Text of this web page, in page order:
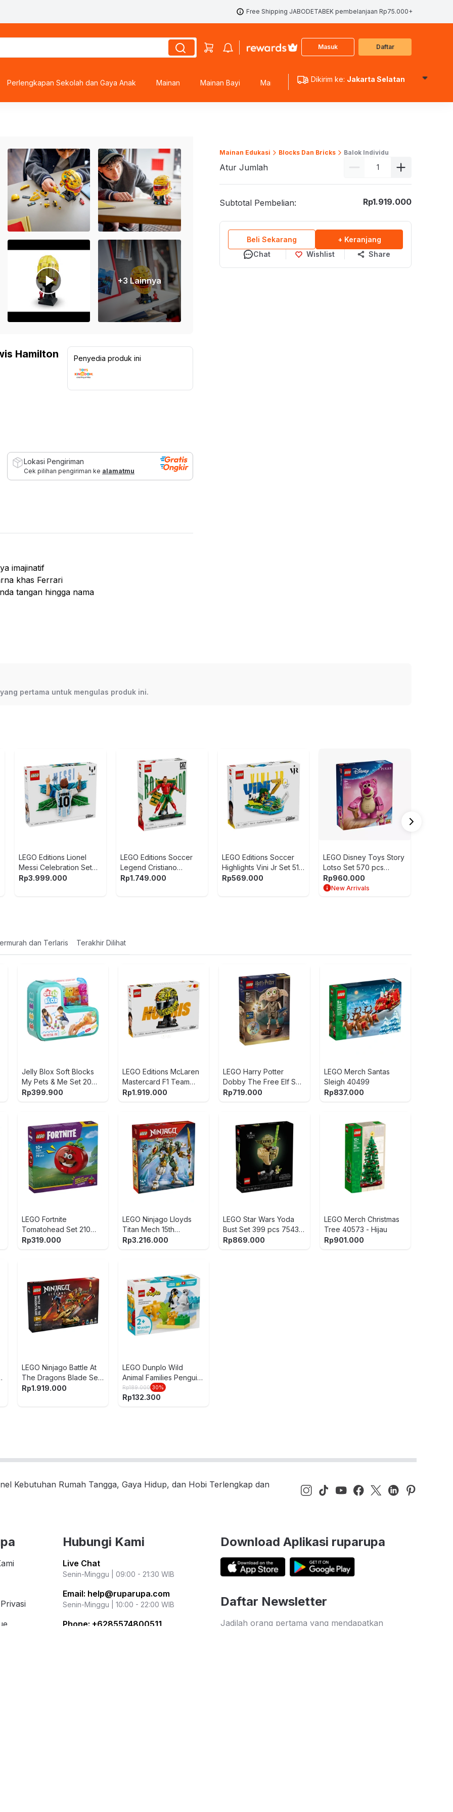
Free Shipping JABODETABEK pembelanjaan Rp75.000+
Masuk Daftar
Perlengkapan Sekolah dan Gaya Anak Mainan Mainan Bayi Mainan Edukasi Mainan Koleksi Mainan
Dikirim ke: Jakarta Selatan
+3 Lainnya
Hamilton
Penyedia produk ini
Lokasi Pengiriman
Cek pilihan pengiriman ke alamatmu
imajinatif
khas Ferrari
tangan hingga nama
2026/103
HLMT 43022
Mainan Edukasi Blocks Dan Bricks Balok Individu
Atur Jumlah
Subtotal Pembelian: Rp1.919.000
Beli Sekarang
+ Keranjang
Chat
Wishlist Share
pertama untuk mengulas produk ini.
LEGO Editions Lionel
Messi Celebration Set
1427 pcs 43018 - Mix
Rp3.999.000
LEGO Editions Soccer
Legend Cristiano
Ronaldo Set 854 pcs
Rp1.749.000
LEGO Editions Soccer
Highlights Vini Jr Set 510
pcs 43027 - Mix
Rp569.000
LEGO Disney Toys Story
Lotso Set 570 pcs
43306 - Pink
Rp960.000
New Arrivals
dan Terlaris Terakhir Dilihat
Jelly Blox Soft Blocks
My Pets & Me Set 20
pcs - Mix
Rp399.900
LEGO Editions McLaren
Mastercard F1 Team
Lando Norris Helmet Set
Rp1.919.000
LEGO Harry Potter
Dobby The Free Elf Set
379 pcs 76469 - Mix
Rp719.000
LEGO Merch Santas
Sleigh 40499
Rp837.000
LEGO Fortnite
Tomatohead Set 210
pcs 77079 - Merah
Rp319.000
LEGO Ninjago Lloyds
Titan Mech 15th
Anniversary Set 1293
Rp3.216.000
LEGO Star Wars Yoda
Bust Set 399 pcs 75438
- Mix
Rp869.000
LEGO Merch Christmas
Tree 40573 - Hijau
Rp901.000
LEGO Ninjago Battle At
The Dragons Blade Set
1016 pcs 71871 - Mix
Rp1.919.000
LEGO Dunplo Wild
Animal Families Penguins
& Lions Set 65 pcs
10442 - Mix
Rp189.000 30%
Rp132.300
Kebutuhan Rumah Tangga, Gaya Hidup, dan Hobi Terlengkap dan
Hubungi Kami
Live Chat
Senin-Minggu | 09:00 - 21:30 WIB
Email: help@ruparupa.com
Senin-Minggu | 10:00 - 22:00 WIB
Phone: +6285574800511
Download Aplikasi ruparupa
Daftar Newsletter
Jadilah orang pertama yang mendapatkan